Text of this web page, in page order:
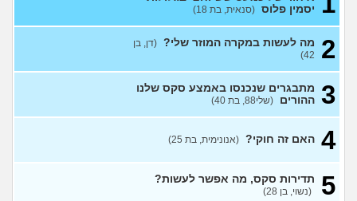
לגברים? (ערן, בן 25)
אפשרי להימשך לבחורה יפה
אבל בלי גוף מושך?
עשיתי את זה בפעם הראשונה
עם בן מהשכבה… ועכשיו אני
מתה מפחד שהוא יספר לכולם
עצות
מפנטז על חבר טוב שלי
יסמין פלוס (סנאית, בת 18)
2 מה לעשות במקרה המוזר שלי? (דן, בן
42)
3 מתבגרים שנכנסו באמצע סקס שלנו
ההורים (שלי88, בת 40)
4 האם זה חוקי? (אנונימית, בת 25)
5 תדירות סקס, מה אפשר לעשות?
(נשוי, בן 28)